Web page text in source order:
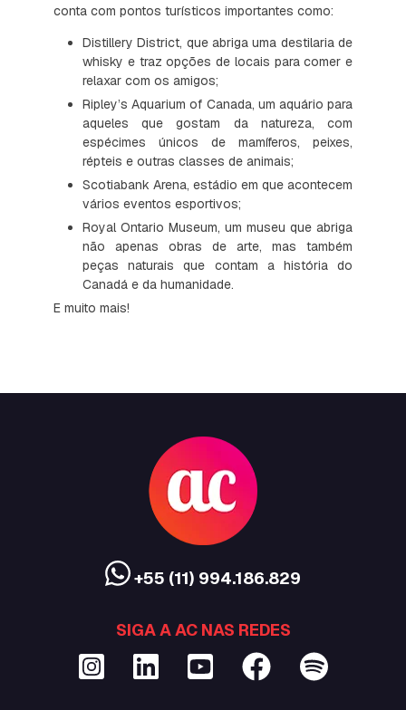
conta com pontos turísticos importantes como:
Distillery District, que abriga uma destilaria de
whisky e traz opções de locais para comer e
relaxar com os amigos;
Ripley’s Aquarium of Canada, um aquário para
aqueles que gostam da natureza, com
espécimes únicos de mamíferos, peixes,
répteis e outras classes de animais;
Scotiabank Arena, estádio em que acontecem
vários eventos esportivos;
Royal Ontario Museum, um museu que abriga
não apenas obras de arte, mas também
peças naturais que contam a história do
Canadá e da humanidade.
E muito mais!
+55 (11) 994.186.829
SIGA A AC NAS REDES